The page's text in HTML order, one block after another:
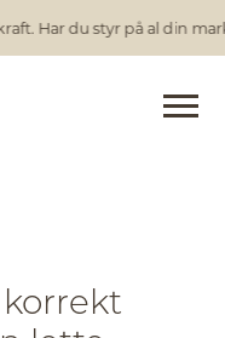
Har du styr på al din